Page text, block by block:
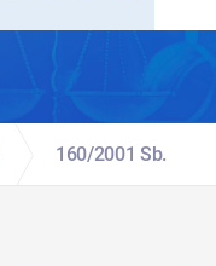
160/2001 Sb.